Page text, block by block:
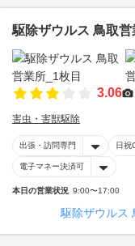
駆除ザウルス 鳥取営
3.06
害虫・害獣駆除
出張・訪問専門 日祝
電子マネー決済可
本日の営業状況 9:00〜17:00
駆除ザウルス